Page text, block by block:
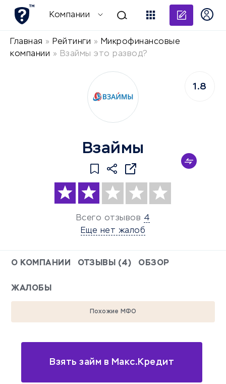
Компании
Главная » Рейтинги » Микрофинансовые
компании » Взаймы это развод?
Взаймы
Всего отзывов 4
Еще нет жалоб
1.8
О КОМПАНИИ ОТЗЫВЫ (4) ОБЗОР
ЖАЛОБЫ
Похожие МФО
Взять займ в Макс.Кредит